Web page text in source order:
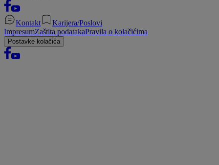
Kontakt
Karijera/Poslovi
ImpresumZaštita podatakaPravila o kolačićima
Postavke kolačića